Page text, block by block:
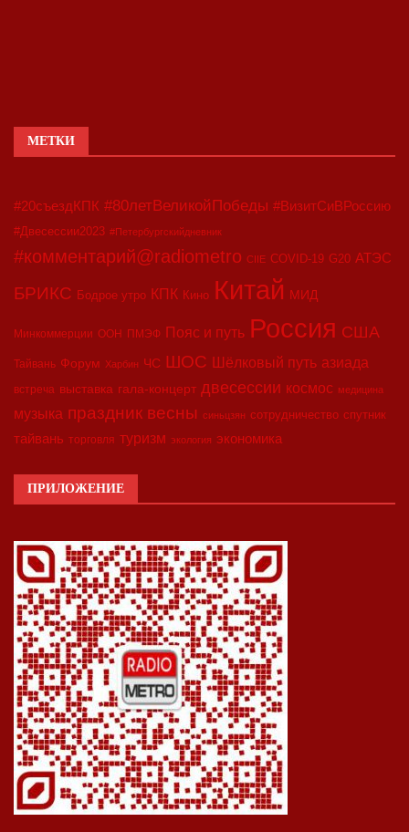
МЕТКИ
#20съездКПК #80летВеликойПобеды #ВизитСиВРоссию
#Двесессии2023 #Петербургскийдневник
#комментарий@radiometro CIIE COVID-19 G20 АТЭС
БРИКС Бодрое утро КПК Кино Китай МИД
Минкоммерции ООН ПМЭФ Пояс и путь Россия США
Тайвань Форум Харбин ЧС ШОС Шёлковый путь азиада
встреча выставка гала-концерт двесессии космос медицина
музыка праздник весны синьцзян сотрудничество спутник
тайвань торговля туризм экология экономика
ПРИЛОЖЕНИЕ